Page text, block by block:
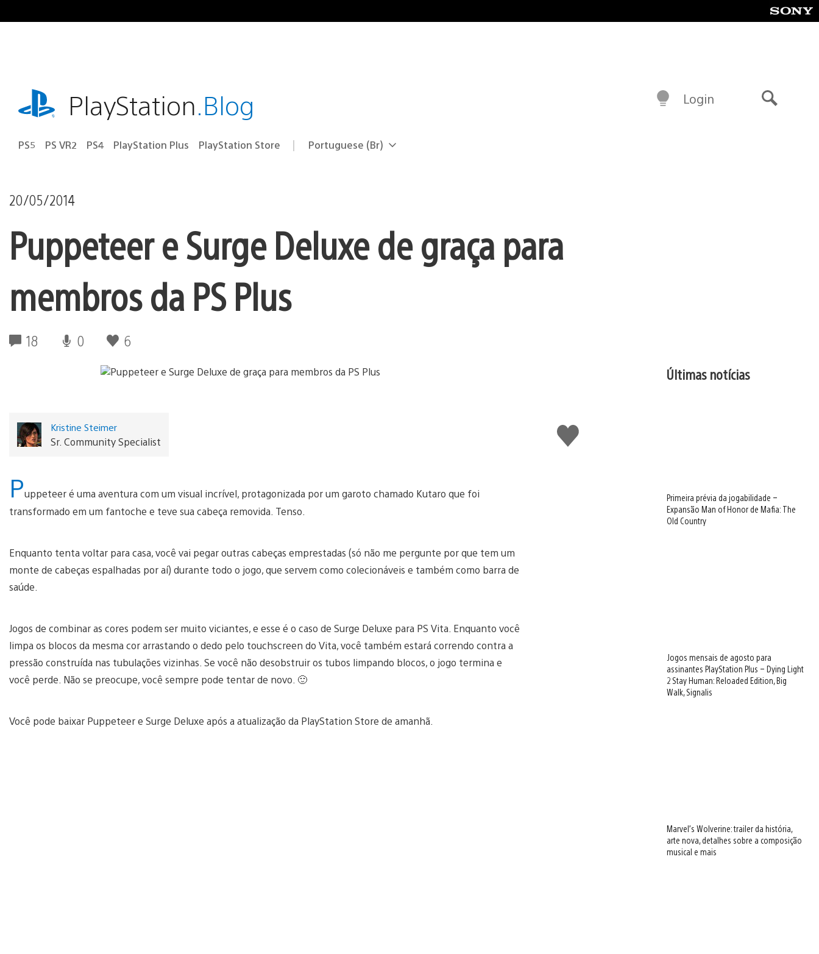
para
playstation.comPlayStation.Blog
PS5 PS VR2 PS4 PlayStation Plus PlayStation Store Selecione
Região
Portuguese (Br)
Login
20/05/2014
Puppeteer e Surge Deluxe de graça para
membros da PS Plus
18 0 6
Curtir
Kristine Steimer
Sr. Community Specialist
Puppeteer é uma aventura com um visual incrível, protagonizada por um garoto chamado Kutaro que foi
transformado em um fantoche e teve sua cabeça removida. Tenso.
Enquanto tenta voltar para casa, você vai pegar outras cabeças emprestadas (só não me pergunte por que tem um
monte de cabeças espalhadas por aí) durante todo o jogo, que servem como colecionáveis e também como barra de
saúde.
Jogos de combinar as cores podem ser muito viciantes, e esse é o caso de Surge Deluxe para PS Vita. Enquanto você
limpa os blocos da mesma cor arrastando o dedo pelo touchscreen do Vita, você também estará correndo contra a
pressão construída nas tubulações vizinhas. Se você não desobstruir os tubos limpando blocos, o jogo termina e
você perde. Não se preocupe, você sempre pode tentar de novo. 🙂
Você pode baixar Puppeteer e Surge Deluxe após a atualização da PlayStation Store de amanhã.
Últimas notícias
Primeira prévia da jogabilidade –
Expansão Man of Honor de Mafia: The
Old Country
Jogos mensais de agosto para
assinantes PlayStation Plus – Dying Light
2 Stay Human: Reloaded Edition, Big
Walk, Signalis
Marvel’s Wolverine: trailer da história,
arte nova, detalhes sobre a composição
musical e mais